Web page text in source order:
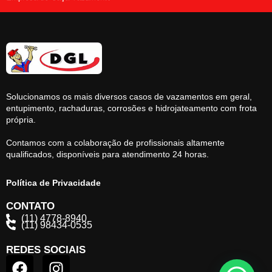
Solucionamos os mais diversos casos de vazamentos em geral,
entupimento, rachaduras, corrosões e hidrojateamento com frota
própria.
Contamos com a colaboração de profissionais altamente
qualificados, disponíveis para atendimento 24 horas.
Política de Privacidade
CONTATO
(11) 4778-8940
(11) 98434-0535
REDES SOCIAIS